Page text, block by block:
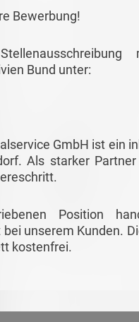
Bewerbung!
Bund unter:
GmbH ist ein
Als starker
Position
unserem Kunden.
kostenfrei.